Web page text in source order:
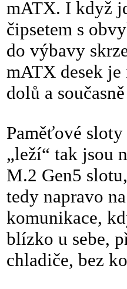
mATX. I když
čipsetem s
do výbavy
mATX desek
dolů a
Paměťové
„leží“ tak jsou
M.2 Gen5
tedy napravo
komunikace,
blízko u sebe,
chladiče, bez